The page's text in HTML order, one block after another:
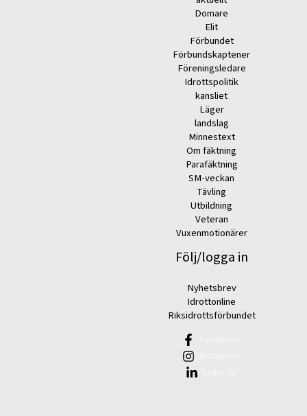
Domare
Elit
Förbundet
Förbundskaptener
Föreningsledare
Idrottspolitik
kansliet
Läger
landslag
Minnestext
Om fäktning
Parafäktning
SM-veckan
Tävling
Utbildning
Veteran
Vuxenmotionärer
Följ/logga in
Nyhetsbrev
Idrottonline
Riksidrottsförbundet